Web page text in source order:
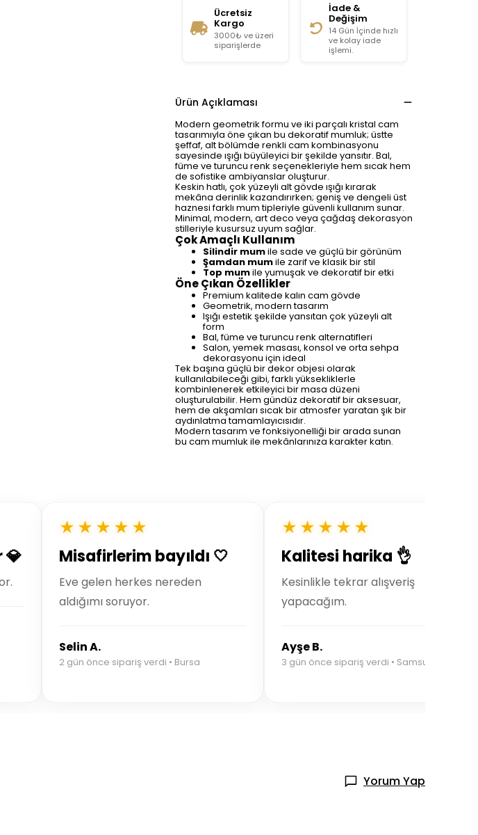
Ücretsiz
Kargo
3000₺ ve üzeri
siparişlerde
İade &
Değişim
14 Gün İçinde hızlı
ve kolay iade
işlemi.
Ürün Açıklaması
Modern geometrik formu ve iki parçalı kristal cam
tasarımıyla öne çıkan bu dekoratif mumluk; üstte
şeffaf, alt bölümde renkli cam kombinasyonu
sayesinde ışığı büyüleyici bir şekilde yansıtır. Bal,
füme ve turuncu renk seçenekleriyle hem sıcak hem
de sofistike ambiyanslar oluşturur.
Keskin hatlı, çok yüzeyli alt gövde ışığı kırarak
mekâna derinlik kazandırırken; geniş ve dengeli üst
haznesi farklı mum tipleriyle güvenli kullanım sunar.
Minimal, modern, art deco veya çağdaş dekorasyon
stilleriyle kusursuz uyum sağlar.
Çok Amaçlı Kullanım
Silindir mumile sade ve güçlü bir görünüm
Şamdan mumile zarif ve klasik bir stil
Top mumile yumuşak ve dekoratif bir etki
Öne Çıkan Özellikler
Premium kalitede kalın cam gövde
Geometrik, modern tasarım
Işığı estetik şekilde yansıtan çok yüzeyli alt
form
Bal, füme ve turuncu renk alternatifleri
Salon, yemek masası, konsol ve orta sehpa
dekorasyonu için ideal
Tek başına güçlü bir dekor objesi olarak
kullanılabileceği gibi, farklı yüksekliklerle
kombinlenerek etkileyici bir masa düzeni
oluşturulabilir. Hem gündüz dekoratif bir aksesuar,
hem de akşamları sıcak bir atmosfer yaratan şık bir
aydınlatma tamamlayıcısıdır.
Modern tasarım ve fonksiyonelliği bir arada sunan
bu cam mumluk ile mekânlarınıza karakter katın.
💎
★★★★★
Misafirlerim bayıldı 🤍
Eve gelen herkes nereden
aldığımı soruyor.
Selin A.
2 gün önce sipariş verdi • Bursa
★★★★★
Kalitesi harika 👌
Kesinlikle tekrar alışveriş
yapacağım.
Ayşe B.
3 gün önce sipariş verdi • Samsun
Yorum Yap